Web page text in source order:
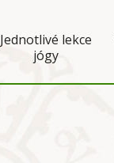
Jednotlivé lekce
jógy